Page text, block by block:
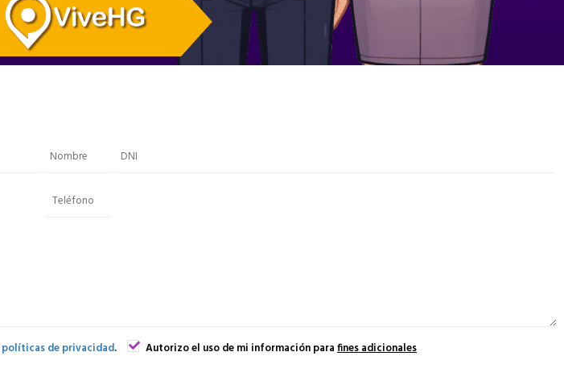
políticas de privacidad. Autorizo el uso de mi información parafines adicionales